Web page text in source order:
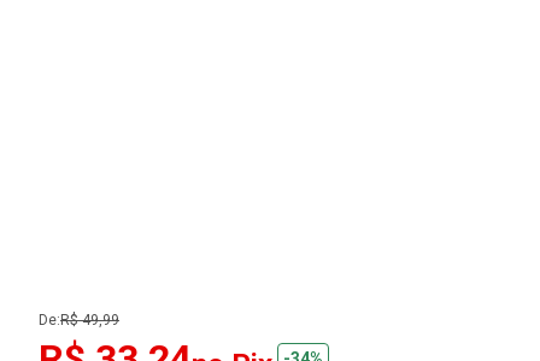
De:R$ 49,99